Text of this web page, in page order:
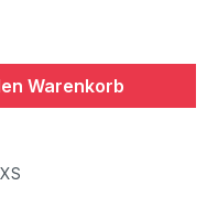
Warenkorb